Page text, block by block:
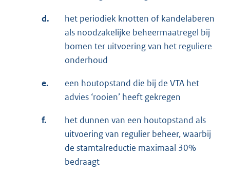
d.
het periodiek knotten of kandelaberen
als noodzakelijke beheermaatregel bij
bomen ter uitvoering van het reguliere
onderhoud
e.
een houtopstand die bij de VTA het
advies ‘rooien’ heeft gekregen
f.
het dunnen van een houtopstand als
uitvoering van regulier beheer, waarbij
de stamtalreductie maximaal 30%
bedraagt